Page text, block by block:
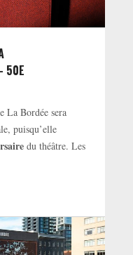
50E
La Bordée sera
puisqu’elle
du théâtre. Les